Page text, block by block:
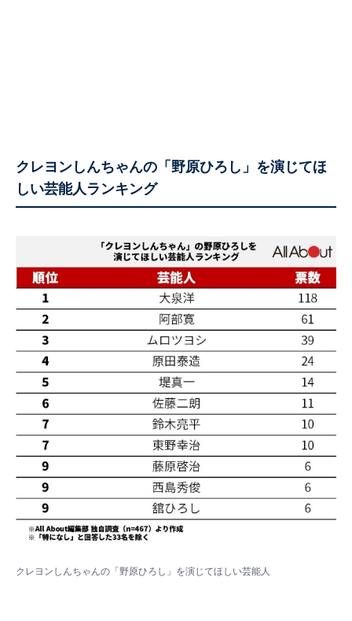
クレヨンしんちゃんの「野原ひろし」を演じてほ
しい芸能人ランキング
クレヨンしんちゃんの「野原ひろし」を演じてほしい芸能人